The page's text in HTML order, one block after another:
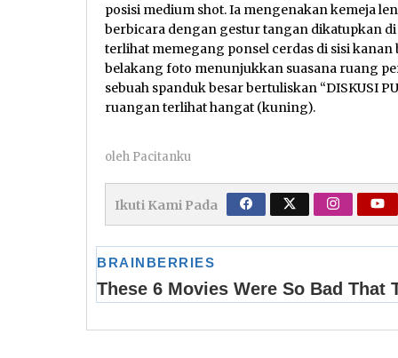
posisi medium shot. Ia mengenakan kemeja
berbicara dengan gestur tangan dikatupkan
terlihat memegang ponsel cerdas di sisi
belakang foto menunjukkan suasana ruang
sebuah spanduk besar bertuliskan “DISKUSI
ruangan terlihat hangat (kuning).
oleh Pacitanku
Ikuti Kami Pada